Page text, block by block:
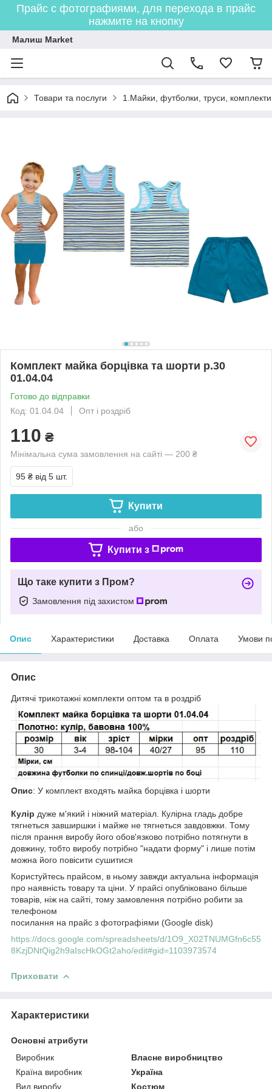
Прайс с фотографиями, для перехода в прайс
нажмите на кнопку
Малиш Market
Товари та послуги 1.Майки, футболки, труси,
Комплект майка борцівка та шорти р.30
01.04.04
Готово до відправки
Код: 01.04.04
Опт і роздріб
110 ₴
Мінімальна сума замовлення на сайті — 200 ₴
95 ₴ від 5 шт.
Купити
або
Купити з
Що таке купити з Пром?
Замовлення під захистом
Опис Характеристики Доставка Оплата Умови
Опис
Дитячі трикотажні комплекти оптом та в роздріб
Опис: У комплект входять майка борцівка і шорти
Кулір дуже м'який і ніжний матеріал. Кулірна гладь добре
тягнеться завширшки і майже не тягнеться завдовжки. Тому
після прання виробу його обов'язково потрібно потягнути в
довжину, тобто виробу потрібно "надати форму" і лише потім
можна його повісити сушитися
Користуйтесь прайсом, в ньому завжди актуальна інформація
про наявність товару та ціни. У прайсі опубліковано більше
товарів, ніж на сайті, тому замовлення потрібно робити за
телефоном
посилання на прайс з фотографіями (Google disk)
https://docs.google.com/spreadsheets/d/1O9_X02TNUMGfn6c55
8KzjDNtQig2h9aIscHkOGt2aho/edit#gid=1103973574
Приховати
Характеристики
Основні атрибути
Виробник
Власне виробництво
Країна виробник
Україна
Вид виробу
Костюм